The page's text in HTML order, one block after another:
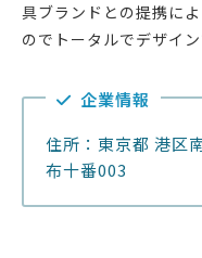
具ブランドとの提携に
のでトータルでデザイン
企業情報
住所：東京都 港区
布十番003